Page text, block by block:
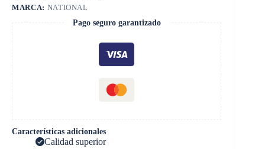
MARCA: NATIONAL
Pago seguro garantizado
Características adicionales
Calidad superior